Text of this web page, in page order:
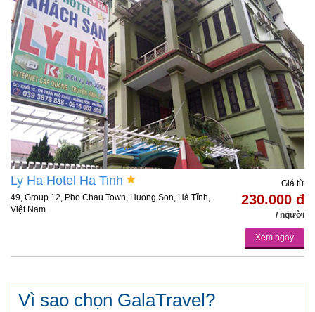
Ly Ha Hotel Ha Tinh
49, Group 12, Pho Chau Town, Huong Son, Hà Tĩnh,
Việt Nam
Giá từ
230.000 đ
/ người
Xem ngay
Vì sao chọn GalaTravel?